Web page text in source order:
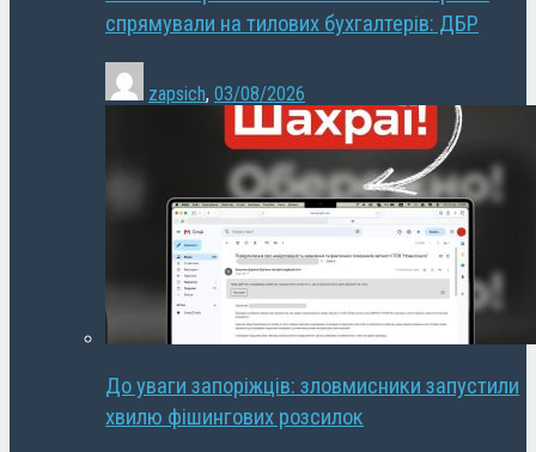
спрямували на тилових бухгалтерів: ДБР
zapsich, 03/08/2026
До уваги запоріжців: зловмисники запустили
хвилю фішингових розсилок